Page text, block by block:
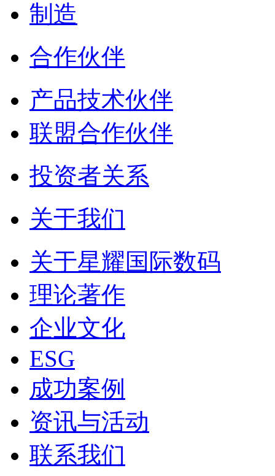
制造
合作伙伴
产品技术伙伴
联盟合作伙伴
投资者关系
关于我们
关于星耀国际数码
理论著作
企业文化
ESG
成功案例
资讯与活动
联系我们